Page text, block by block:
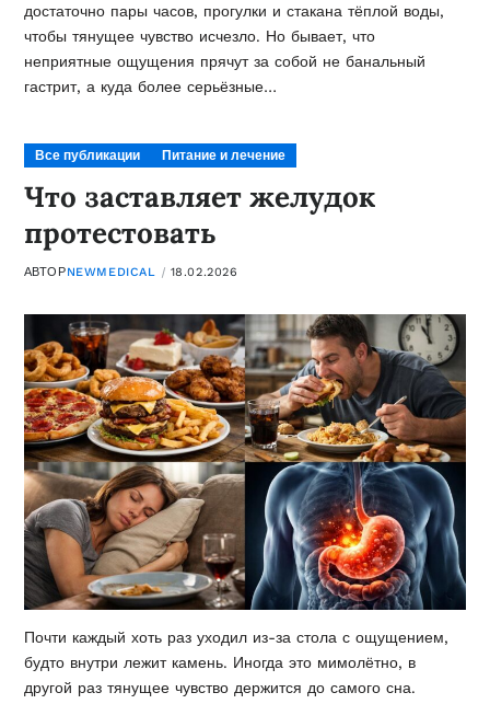
достаточно пары часов, прогулки и стакана тёплой воды,
чтобы тянущее чувство исчезло. Но бывает, что
неприятные ощущения прячут за собой не банальный
гастрит, а куда более серьёзные…
Все публикации Питание и лечение
Что заставляет желудок
протестовать
АВТОРNEWMEDICAL 18.02.2026
Почти каждый хоть раз уходил из-за стола с ощущением,
будто внутри лежит камень. Иногда это мимолётно, в
другой раз тянущее чувство держится до самого сна.